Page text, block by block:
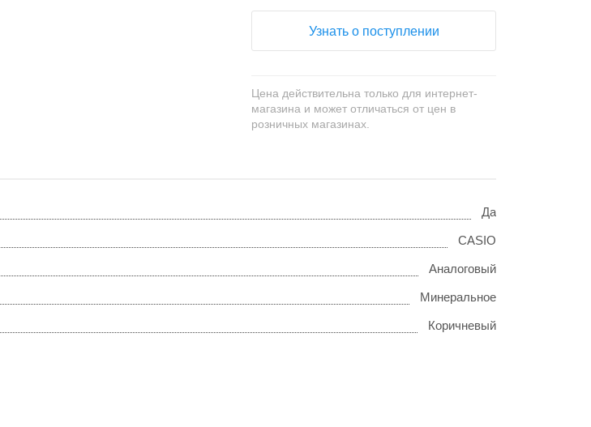
Узнать о поступлении
Цена действительна только для интернет-
магазина и может отличаться от цен в
розничных магазинах.
Да
CASIO
Аналоговый
Минеральное
Коричневый